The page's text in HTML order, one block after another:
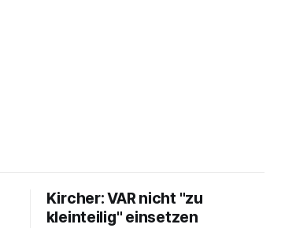
Kircher: VAR nicht "zu
kleinteilig" einsetzen